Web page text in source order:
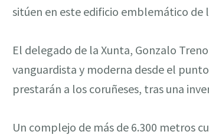
sitúen en este edificio emblemático de
El delegado de la Xunta, Gonzalo
vanguardista y moderna desde el
prestarán a los coruñeses, tras una
Un complejo de más de 6.300 metros